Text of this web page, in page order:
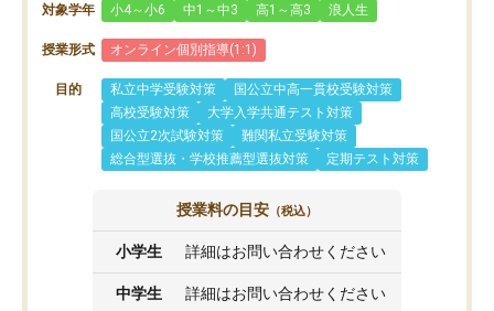
対象学年 小4～小6 中1～中3 高1～高3 浪人生
授業形式 オンライン個別指導(1:1)
目的 私立中学受験対策
国公立中高一貫校受験対策
高校受験対策
大学入学共通テスト対策
国公立2次試験対策
難関私立受験対策
総合型選抜・学校推薦型選抜対策
定期テスト対策
授業料の目安 （税込）
小学生 詳細はお問い合わせください
中学生 詳細はお問い合わせください